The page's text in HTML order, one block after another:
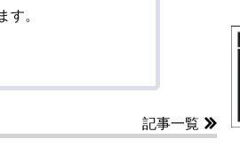
す。
記事一覧